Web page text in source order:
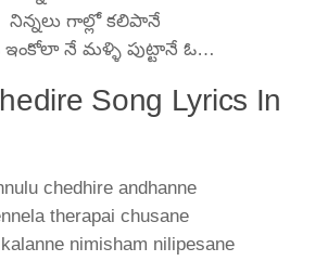
నిన్నలు గాల్లో కలిపానే
ఇంకోలా నే మళ్ళి పుట్టానే ఓ…
Song Lyrics In
chedhire andhanne
therapai chusane
nimisham nilipesane